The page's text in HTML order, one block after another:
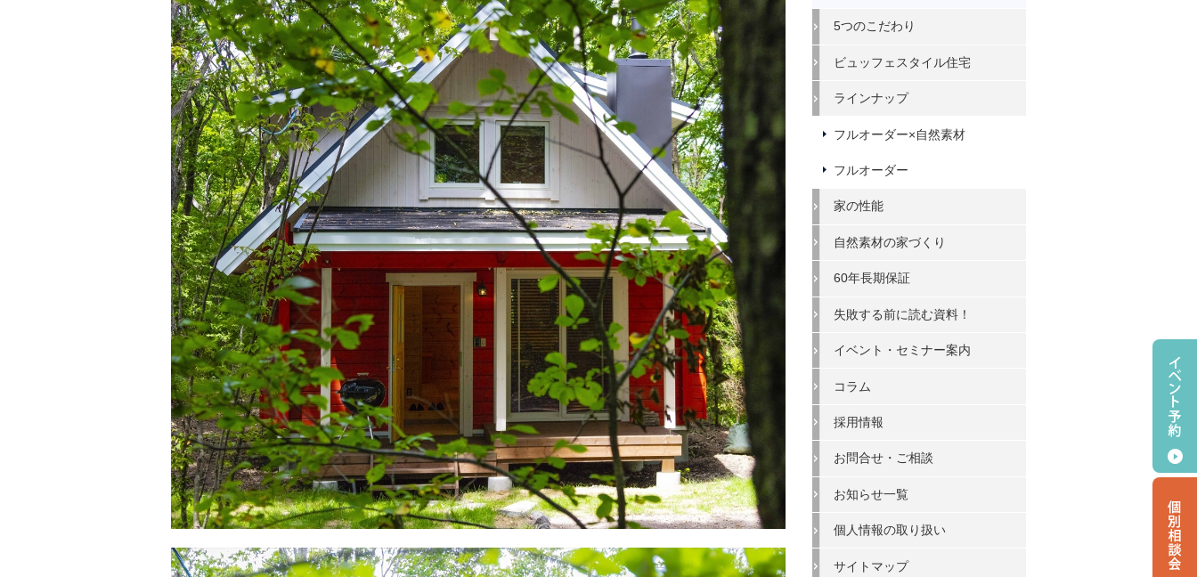
5つのこだわり
ビュッフェスタイル住宅
ラインナップ
フルオーダー×自然素材
フルオーダー
家の性能
自然素材の家づくり
60年長期保証
失敗する前に読む資料！
イベント・セミナー案内
コラム
採用情報
お問合せ・ご相談
お知らせ一覧
個人情報の取り扱い
サイトマップ